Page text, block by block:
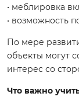
• меблировка
• возможность
По мере
объекты могут
интерес со
Что важно